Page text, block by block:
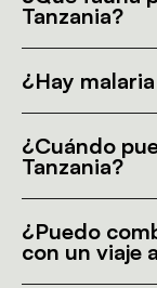
Tanzania?
¿Hay
¿Cuándo
Tanzania?
¿Puedo
con un viaje